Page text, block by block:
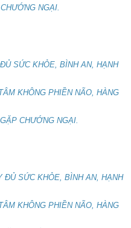
NGẠI.
SỨC KHỎE, BÌNH AN, HẠNH
KHÔNG PHIỀN NÃO, HÀNG
CHƯỚNG NGẠI.
ĐỦ SỨC KHỎE, BÌNH AN, HẠNH
KHÔNG PHIỀN NÃO, HÀNG